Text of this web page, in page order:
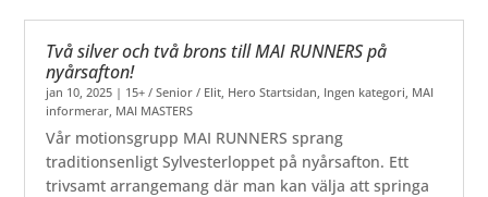
Två silver och två brons till MAI RUNNERS på
nyårsafton!
jan 10, 2025 | 15+ / Senior / Elit Hero Startsidan Ingen kategori MAI
informerar MAI MASTERS
Vår motionsgrupp MAI RUNNERS sprang
traditionsenligt Sylvesterloppet på nyårsafton. Ett
trivsamt arrangemang där man kan välja att springa